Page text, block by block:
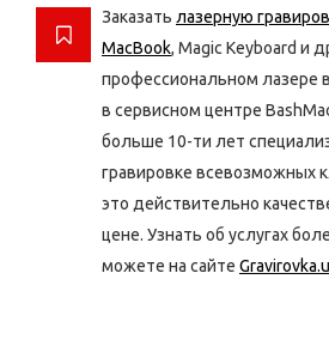
Заказать лазерную
MacBook, Magic Keyboard и
профессиональном
в сервисном центре
больше 10-ти лет
гравировке всевозможных
это действительно
цене. Узнать об услугах
можете на сайте